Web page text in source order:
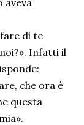
di te
Infatti il
che ora è
questa